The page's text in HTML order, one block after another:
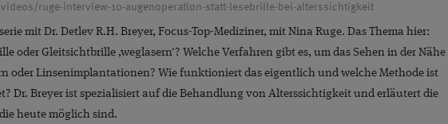
ruge-interview-10-augenoperation-statt-lesebrille-bei-alterssichtigkeit
mit Dr. Detlev R.H. Breyer, Focus-Top-Mediziner, mit Nina Ruge. Das Thema hier:
oder Gleitsichtbrille ‚weglasern‘? Welche Verfahren gibt es, um das Sehen in der Nähe
oder Linsenimplantationen? Wie funktioniert das eigentlich und welche Methode ist
Dr. Breyer ist spezialisiert auf die Behandlung von Alterssichtigkeit und erläutert die
heute möglich sind.